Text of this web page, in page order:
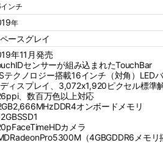
インチ
年
ースグレイ
年11月発売
センサーが組み込まれたTouchBar
テクノロジー搭載16インチ（対角）LED
ディスプレイ、3,072x1,920ピクセル標準
、数百万色以上対応
オンボードメモリ
カメラ
（4GBGDDR6メ‍モ‍リ